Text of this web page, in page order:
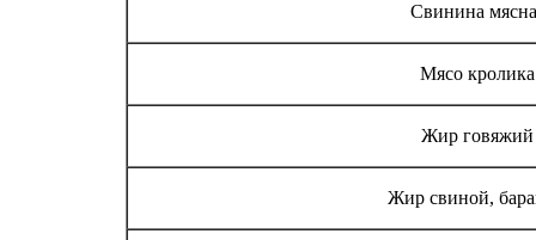
Свинина
Мясо кролика
Жир говяжий
Жир свиной,